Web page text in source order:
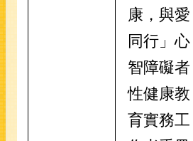
康，與愛
同行」心
智障礙者
性健康教
育實務工